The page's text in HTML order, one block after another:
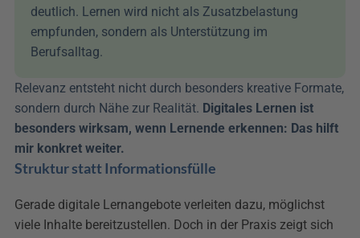
deutlich. Lernen wird nicht als Zusatzbelastung
empfunden, sondern als Unterstützung im
Berufsalltag.
Relevanz entsteht nicht durch besonders kreative Formate,
sondern durch Nähe zur Realität. Digitales Lernen ist
besonders wirksam, wenn Lernende erkennen: Das hilft
mir konkret weiter.
Struktur statt Informationsfülle
Gerade digitale Lernangebote verleiten dazu, möglichst
viele Inhalte bereitzustellen. Doch in der Praxis zeigt sich